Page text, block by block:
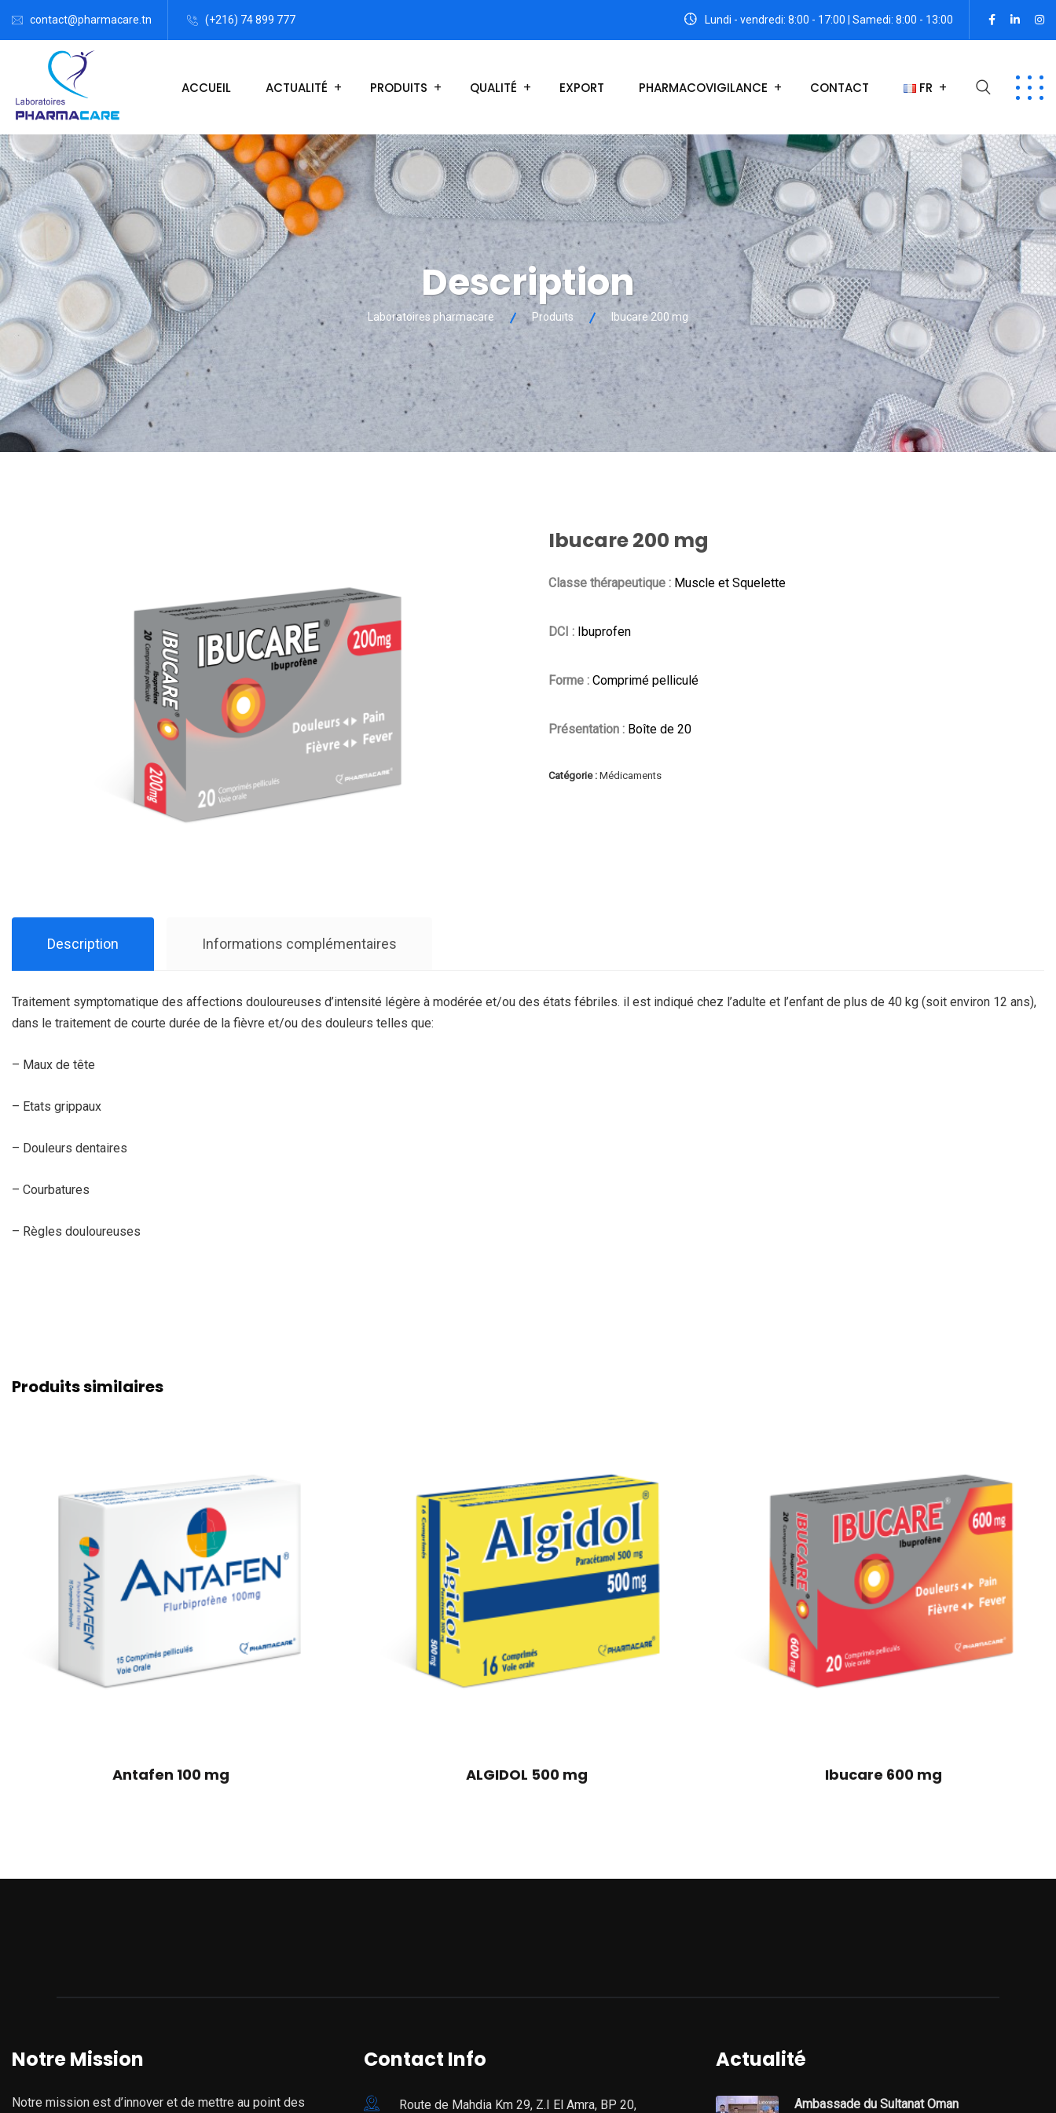
contact@pharmacare.tn (+216) 74 899 777 Lundi - vendredi: 8:00 - 17:00 | Samedi: 8:00 - 13:00
ACCUEIL ACTUALITÉ PRODUITS QUALITÉ EXPORT PHARMACOVIGILANCE CONTACT FR
Description
Laboratoires pharmacare Produits Ibucare 200 mg
Ibucare 200 mg
Classe thérapeutique : Muscle et Squelette
DCI : Ibuprofen
Forme : Comprimé pelliculé
Présentation : Boîte de 20
Catégorie :Médicaments
Description Informations complémentaires
Traitement symptomatique des affections douloureuses d’intensité légère à modérée et/ou des états fébriles. il est indiqué chez l’adulte et l’enfant de plus de 40 kg (soit environ 12 ans),
dans le traitement de courte durée de la fièvre et/ou des douleurs telles que:
– Maux de tête
– Etats grippaux
– Douleurs dentaires
– Courbatures
– Règles douloureuses
Produits similaires
Antafen 100 mg ALGIDOL 500 mg Ibucare 600 mg
Notre Mission
Notre mission est d’innover et de mettre au point des
Contact Info
Route de Mahdia Km 29, Z.I El Amra, BP 20,
Actualité
Ambassade du Sultanat Oman